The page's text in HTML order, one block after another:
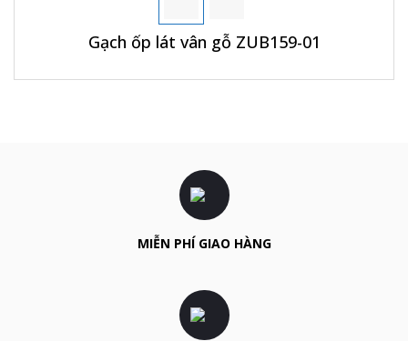
Gạch ốp lát vân gỗ ZUB159-01
MIỄN PHÍ GIAO HÀNG